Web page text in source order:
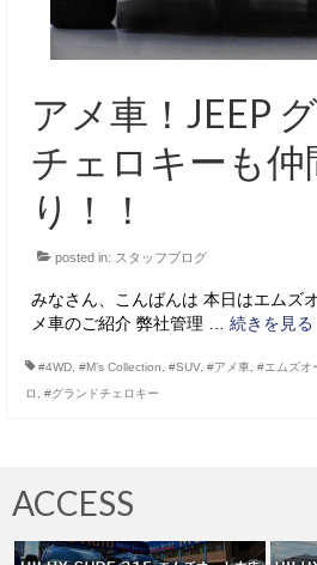
アメ車！JEEP
チェロキーも仲
り！！
posted in: スタッフブログ
みなさん、こんばんは 本日はエムズ
メ車のご紹介 弊社管理 … 続きを見る
#4WD #M’s Collection #SUV, #アメ車 #エムズオ
ロ
#グランドチェロキー
ACCESS